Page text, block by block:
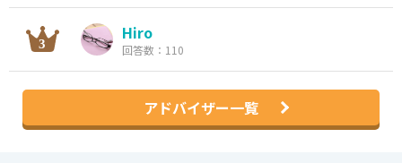
Hiro
回答数：110
アドバイザー一覧